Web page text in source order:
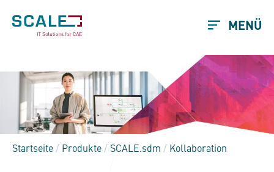
MENÜ
Startseite / Produkte / SCALE.sdm / Kollaboration